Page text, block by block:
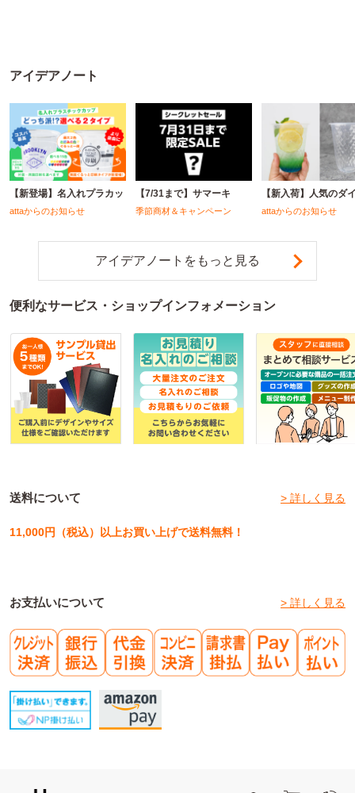
アイデアノート
【新登場】名入れプラカッ
attaからのお知らせ
【7/31まで】サマーキ
季節商材＆キャンペーン
【新入荷】人気のダ
attaからのお知らせ
アイデアノートをもっと見る
便利なサービス・ショップインフォメーション
送料について > 詳しく見る
11,000円（税込）以上お買い上げで送料無料！
お支払いについて > 詳しく見る